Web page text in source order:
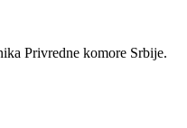
Privredne komore Srbije.